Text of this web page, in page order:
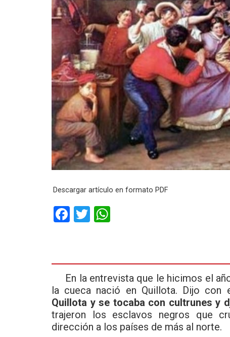
Descargar artículo en formato PDF
F
b
o
o
k
T
er s
A
p
p
En la entrevista que le hicimos el
la cueca nació en Quillota. Dijo con
Quillota y se tocaba con cultrunes y
trajeron los esclavos negros que
dirección a los países de más al norte.